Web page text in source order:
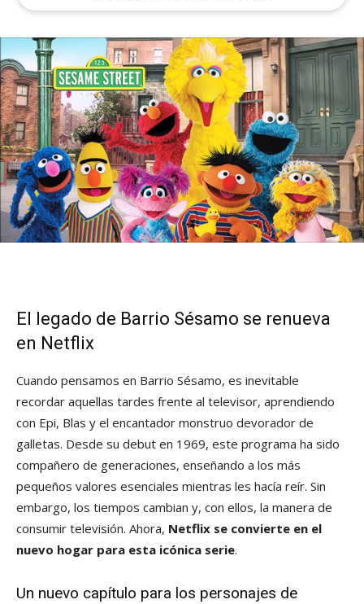
El legado de Barrio Sésamo se renueva
en Netflix
Cuando pensamos en Barrio Sésamo, es inevitable
recordar aquellas tardes frente al televisor, aprendiendo
con Epi, Blas y el encantador monstruo devorador de
galletas. Desde su debut en 1969, este programa ha sido
compañero de generaciones, enseñando a los más
pequeños valores esenciales mientras les hacía reír. Sin
embargo, los tiempos cambian y, con ellos, la manera de
consumir televisión. Ahora, Netflix se convierte en el
nuevo hogar para esta icónica serie.
Un nuevo capítulo para los personajes de